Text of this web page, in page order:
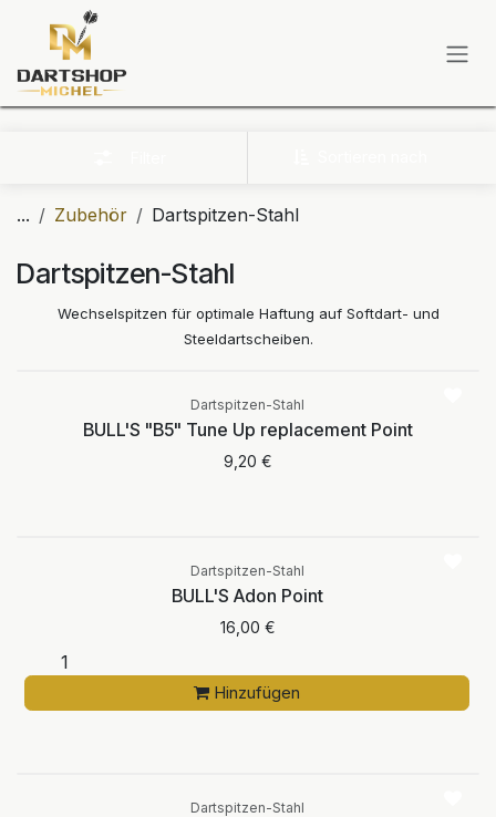
Zum Inhalt springen
... Zubehör Dartspitzen-Stahl
Dartspitzen-Stahl
Wechselspitzen für optimale Haftung auf Softdart- und
Steeldartscheiben.
Dartspitzen-Stahl
BULL'S "B5" Tune Up replacement Point
9,20 €
Dartspitzen-Stahl
BULL'S Adon Point
16,00 €
Hinzufügen
Dartspitzen-Stahl